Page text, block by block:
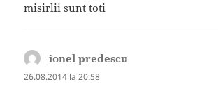
misirlii sunt toti
ionel predescu
26.08.2014 la 20:58